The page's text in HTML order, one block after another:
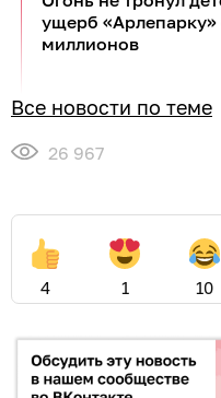
ущерб «Арлепарку»
миллионов
Все новости по теме
26 967
4 1 10